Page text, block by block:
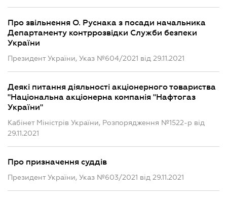
Про звільнення О. Руснака з посади начальника
Департаменту контррозвідки Служби безпеки
України
Президент України, Указ №604/2021 від 29.11.2021
Деякі питання діяльності акціонерного товариства
"Національна акціонерна компанія "Нафтогаз
України"
Кабінет Міністрів України, Розпорядження №1522-р від
29.11.2021
Про призначення суддів
Президент України, Указ №603/2021 від 29.11.2021